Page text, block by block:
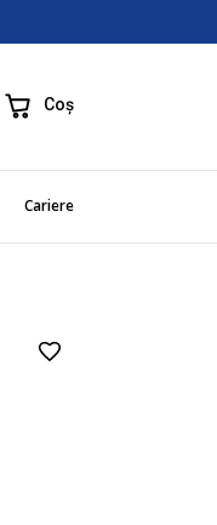
Coș
Cariere